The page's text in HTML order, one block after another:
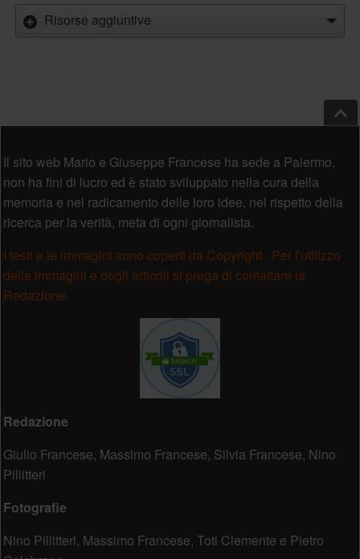
Risorse aggiuntive
Il sito web Mario e Giuseppe Francese ha sede a Palermo,
non ha fini di lucro ed è stato sviluppato nella cura della
memoria e nel radicamento delle loro idee, nel rispetto della
ricerca per la verità, meta di ogni giornalista.
I testi e le immagini sono coperti da Copyright . Per l'utilizzo
delle immagini e degli articoli si prega di contattare la
Redazione.
Redazione
Giulio Francese, Massimo Francese, Silvia Francese, Nino
Pillitteri
Fotografie
Nino Pillitteri, Massimo Francese, Toti Clemente e Pietro